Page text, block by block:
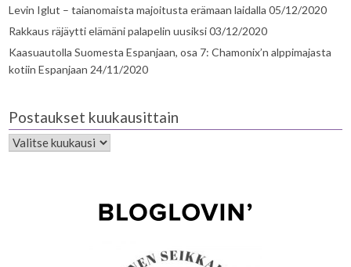
Levin Iglut – taianomaista majoitusta erämaan laidalla 05/12/2020
Rakkaus räjäytti elämäni palapelin uusiksi03/12/2020
Kaasuautolla Suomesta Espanjaan, osa 7: Chamonix’n alppimajasta
kotiin Espanjaan 24/11/2020
Postaukset kuukausittain